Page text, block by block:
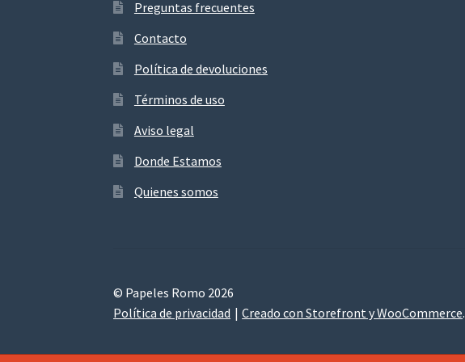
Preguntas frecuentes
Contacto
Política de devoluciones
Términos de uso
Aviso legal
Donde Estamos
Quienes somos
© Papeles Romo 2026
Política de privacidad
Creado con Storefront y WooCommerce.